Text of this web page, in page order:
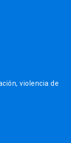
violencia de